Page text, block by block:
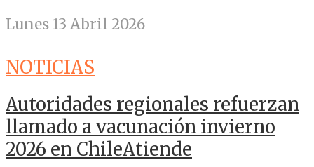
Lunes 13 Abril 2026
NOTICIAS
Autoridades regionales refuerzan
llamado a vacunación invierno
2026 en ChileAtiende